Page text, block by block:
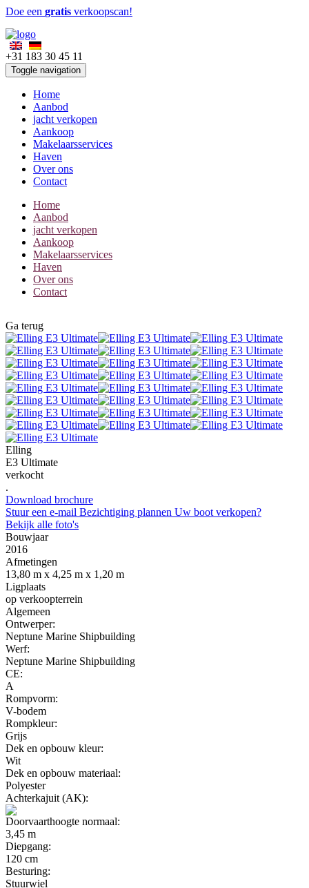
Doe een gratis verkoopscan!
+31 183 30 45 11
Toggle navigation
Home
Aanbod
jacht verkopen
Aankoop
Makelaarsservices
Haven
Over ons
Contact
Home
Aanbod
jacht verkopen
Aankoop
Makelaarsservices
Haven
Over ons
Contact
Ga terug
Elling
E3 Ultimate
verkocht
.
Download brochure
Stuur een e-mail Bezichtiging plannen Uw boot verkopen?
Bekijk alle foto's
Bouwjaar
2016
Afmetingen
13,80 m x 4,25 m x 1,20 m
Ligplaats
op verkoopterrein
Algemeen
Ontwerper:
Neptune Marine Shipbuilding
Werf:
Neptune Marine Shipbuilding
CE:
A
Rompvorm:
V-bodem
Rompkleur:
Grijs
Dek en opbouw kleur:
Wit
Dek en opbouw materiaal:
Polyester
Achterkajuit (AK):
Doorvaarthoogte normaal:
3,45 m
Diepgang:
120 cm
Besturing:
Stuurwiel